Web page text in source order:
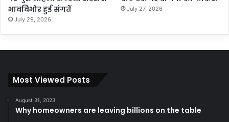
भावविभोर हुई संगतें
July 29, 2026
July 27, 2026
Most Viewed Posts
August 31, 2023
Why homeowners are leaving billions on the table